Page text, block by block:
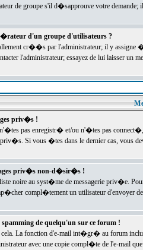
de groupe s'il d�sapprouve votre demande;
d'un groupe d'utilisateurs ?
cr��s par l'administrateur; il y
l'administrateur; essayez de lui laisser un
priv�s !
pas enregistr� et/ou n'�tes pas
Si vous �tes dans le dernier cas, vous
priv�s non-d�sir�s !
noire au syst�me de messagerie priv�e.
compl�tement un utilisateur d'envoyer
de quelqu'un sur ce forum !
La fonction d'e-mail int�gr� au forum inclut
avec une copie compl�te de l'e-mail